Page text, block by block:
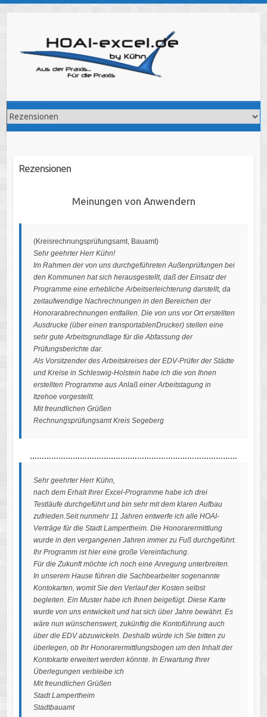
Rezensionen
Meinungen von Anwendern
(Kreisrechnungsprüfungsamt, Bauamt)
Sehr geehrter Herr Kühn!
Im Rahmen der von uns durchgeführeten Außenprüfungen bei
den Kommunen hat sich herausgestellt, daß der Einsatz der
Programme eine erhebliche Arbeitserleichterung darstellt, da
zeitaufwendige Nachrechnungen in den Bereichen der
Honorarabrechnungen entfallen. Die von uns vor Ort erstellten
Ausdrucke (über einen transportablenDrucker) stellen eine
sehr gute Arbeitsgrundlage für die Abfassung der
Prüfungsberichte dar.
Als Vorsitzender des Arbeitskreises der EDV-Prüfer der Städte
und Kreise in Schleswig-Holstein habe ich die von Ihnen
erstellten Programme aus Anlaß einer Arbeitstagung in
Itzehoe vorgestellt.
Mit freundlichen Grüßen
Rechnungsprüfungsamt Kreis Segeberg
……………………………………………………………………………
Sehr geehrter Herr Kühn,
nach dem Erhalt Ihrer Excel-Programme habe ich drei
Testläufe durchgeführt und bin sehr mit dem klaren Aufbau
zufrieden.Seit nunmehr 11 Jahren entwerfe ich alle HOAI-
Verträge für die Stadt Lampertheim. Die Honorarermittlung
wurde in den vergangenen Jahren immer zu Fuß durchgeführt.
Ihr Programm ist hier eine große Vereinfachung.
Für die Zukunft möchte ich noch eine Anregung unterbreiten.
In unserem Hause führen die Sachbearbeiter sogenannte
Kontokarten, womit Sie den Verlauf der Kosten selbst
begleiten. Ein Muster habe ich Ihnen beigefügt. Diese Karte
wurde von uns entwickelt und hat sich über Jahre bewährt. Es
wäre nun wünschenswert, zukünftig die Kontoführung auch
über die EDV abzuwickeln. Deshalb würde ich Sie bitten zu
überlegen, ob Ihr Honorarermittlungsbogen um den Inhalt der
Kontokarte erweitert werden könnte. In Erwartung Ihrer
Überlegungen verbleibe ich
Mit freundlichen Grüßen
Stadt Lampertheim
Stadtbauamt